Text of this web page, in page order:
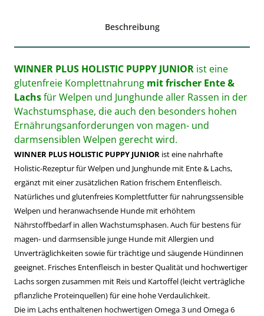
Beschreibung
WINNER PLUS HOLISTIC PUPPY JUNIOR ist eine
glutenfreie Komplettnahrung mit frischer Ente &
Lachsfür Welpen und Junghunde aller Rassen in der
Wachstumsphase, die auch den besonders hohen
Ernährungsanforderungen von magen- und
darmsensiblen Welpen gerecht wird.
WINNER PLUS HOLISTIC PUPPY JUNIOR ist eine nahrhafte
Holistic-Rezeptur für Welpen und Junghunde mit Ente & Lachs,
ergänzt mit einer zusätzlichen Ration frischem Entenfleisch.
Natürliches und glutenfreies Komplettfutter für nahrungssensible
Welpen und heranwachsende Hunde mit erhöhtem
Nährstoffbedarf in allen Wachstumsphasen. Auch für bestens für
magen- und darmsensible junge Hunde mit Allergien und
Unverträglichkeiten sowie für trächtige und säugende Hündinnen
geeignet. Frisches Entenfleisch in bester Qualität und hochwertiger
Lachs sorgen zusammen mit Reis und Kartoffel (leicht verträgliche
pflanzliche Proteinquellen) für eine hohe Verdaulichkeit.
Die im Lachs enthaltenen hochwertigen Omega 3 und Omega 6